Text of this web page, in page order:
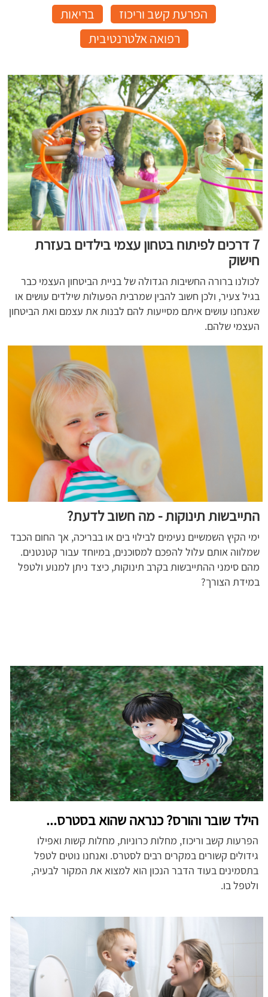
הפרעת קשב וריכוז
בריאות
רפואה אלטרנטיבית
7 דרכים לפיתוח בטחון עצמי בילדים בעזרת
חישוק
לכולנו ברורה החשיבות הגדולה של בניית הביטחון העצמי כבר
בגיל צעיר, ולכן חשוב להבין שמרבית הפעולות שילדים עושים או
שאנחנו עושים איתם מסייעות להם לבנות את עצמם ואת הביטחון
העצמי שלהם.
התייבשות תינוקות - מה חשוב לדעת?
ימי הקיץ השמשיים נעימים לבילוי בים או בבריכה, אך החום הכבד
שמלווה אותם עלול להפכם למסוכנים, במיוחד עבור קטנטנים.
מהם סימני ההתייבשות בקרב תינוקות, כיצד ניתן למנוע ולטפל
במידת הצורך?
הילד שובר והורס? כנראה שהוא בסטרס...
הפרעות קשב וריכוז, מחלות כרוניות, מחלות קשות ואפילו
גידולים קשורים במקרים רבים לסטרס. ואנחנו נוטים לטפל
בתסמינים בעוד הדבר הנכון הוא למצוא את המקור לבעיה,
ולטפל בו.